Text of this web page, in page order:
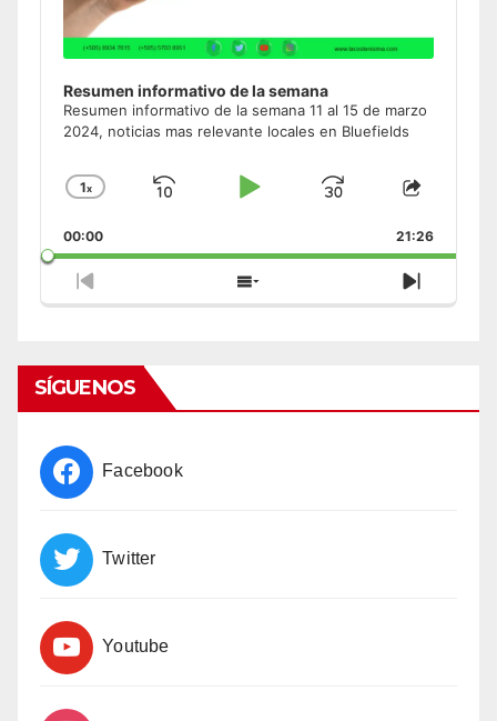
Resumen informativo de la semana
Resumen informativo de la semana 11 al 15 de marzo
2024, noticias mas relevante locales en Bluefields
Change
Rate
1x
Skip
Play
Jump
Forward
Share
Episode
00:00 21:26
Previous
Episode
Show
Episodes
Next
Episode
SÍGUENOS
Facebook
Twitter
Youtube